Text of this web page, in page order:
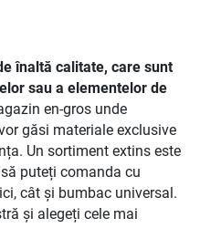
înaltă calitate, care sunt
sau a elementelor de
en-gros unde
găsi materiale exclusive
Un sortiment extins este
puteți comanda cu
cât și bumbac universal.
și alegeți cele mai